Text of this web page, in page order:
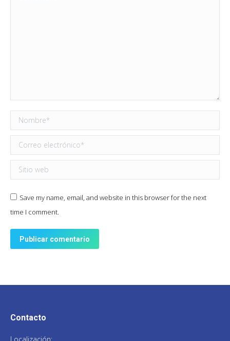
Nombre *
Correo electrónico *
Sitio web
Save my name, email, and website in this browser for the next
time I comment.
Publicar comentario
Contacto